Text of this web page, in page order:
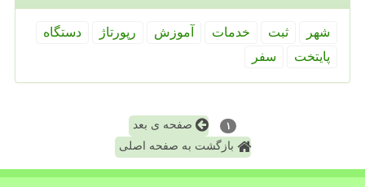
شهر ثبت خدمات آموزش رپورتاژ
دستگاه
پایتخت
سفر
۱
صفحه ی بعد
بازگشت به صفحه اصلی